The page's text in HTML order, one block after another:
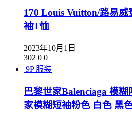
170 Louis Vuitton/路易
袖T恤
2023年10月1日
302 0 0
9P 服装
巴黎世家Balenciaga 模
家模糊短袖粉色 白色 黑